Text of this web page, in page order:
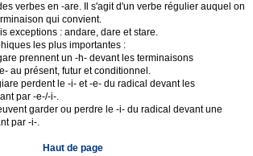
verbes en -are. Il s'agit d'un verbe régulier auquel on
qui convient.
exceptions : andare, dare et stare.
les plus importantes :
prennent un -h- devant les terminaisons
au présent, futur et conditionnel.
perdent le -i- et -e- du radical devant les
par -e-/-i-.
garder ou perdre le -i- du radical devant une
par -i-.
Haut de page